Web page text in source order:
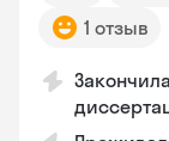
1 отзыв